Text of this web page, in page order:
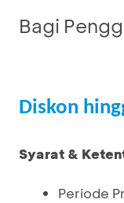
Bagi
Diskon
Syarat &
Periode